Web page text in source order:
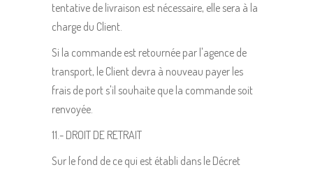
tentative de livraison est nécessaire, elle sera à la
charge du Client.
Si la commande est retournée par l'agence de
transport, le Client devra à nouveau payer les
frais de port s'il souhaite que la commande soit
renvoyée.
11.- DROIT DE RETRAIT
Sur le fond de ce qui est établi dans le Décret